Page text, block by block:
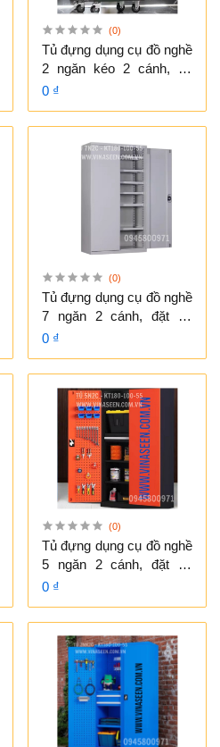
(0)
Tủ đựng dụng cụ đồ nghề
2 ngăn kéo 2 cánh, có
vách treo dụng cụ.
0 ₫
(0)
Tủ đựng dụng cụ đồ nghề
7 ngăn 2 cánh, đặt cố
định, không có vách treo
0 ₫
(0)
Tủ đựng dụng cụ đồ nghề
5 ngăn 2 cánh, đặt cố
định.
0 ₫